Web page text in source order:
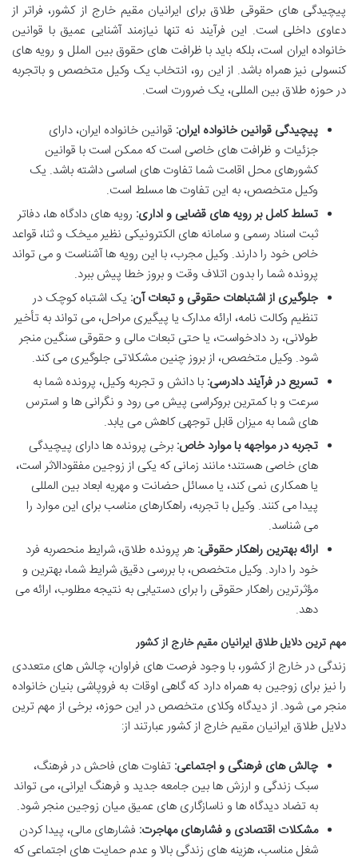
پیچیدگی های حقوقی طلاق برای ایرانیان مقیم خارج از کشور، فراتر از
دعاوی داخلی است. این فرآیند نه تنها نیازمند آشنایی عمیق با قوانین
خانواده ایران است، بلکه باید با ظرافت های حقوق بین الملل و رویه های
کنسولی نیز همراه باشد. از این رو، انتخاب یک وکیل متخصص و باتجربه
در حوزه طلاق بین المللی، یک ضرورت است.
پیچیدگی قوانین خانواده ایران: قوانین خانواده ایران، دارای
جزئیات و ظرافت های خاصی است که ممکن است با قوانین
کشورهای محل اقامت شما تفاوت های اساسی داشته باشد. یک
وکیل متخصص، به این تفاوت ها مسلط است.
تسلط کامل بر رویه های قضایی و اداری: رویه های دادگاه ها، دفاتر
ثبت اسناد رسمی و سامانه های الکترونیکی نظیر میخک و ثنا، قواعد
خاص خود را دارند. وکیل مجرب، با این رویه ها آشناست و می تواند
پرونده شما را بدون اتلاف وقت و بروز خطا پیش ببرد.
جلوگیری از اشتباهات حقوقی و تبعات آن: یک اشتباه کوچک در
تنظیم وکالت نامه، ارائه مدارک یا پیگیری مراحل، می تواند به تأخیر
طولانی، رد دادخواست، یا حتی تبعات مالی و حقوقی سنگین منجر
شود. وکیل متخصص، از بروز چنین مشکلاتی جلوگیری می کند.
تسریع در فرآیند دادرسی: با دانش و تجربه وکیل، پرونده شما به
سرعت و با کمترین بروکراسی پیش می رود و نگرانی ها و استرس
های شما به میزان قابل توجهی کاهش می یابد.
تجربه در مواجهه با موارد خاص: برخی پرونده ها دارای پیچیدگی
های خاصی هستند؛ مانند زمانی که یکی از زوجین مفقودالاثر است،
یا همکاری نمی کند، یا مسائل حضانت و مهریه ابعاد بین المللی
پیدا می کنند. وکیل با تجربه، راهکارهای مناسب برای این موارد را
می شناسد.
ارائه بهترین راهکار حقوقی: هر پرونده طلاق، شرایط منحصربه فرد
خود را دارد. وکیل متخصص، با بررسی دقیق شرایط شما، بهترین و
مؤثرترین راهکار حقوقی را برای دستیابی به نتیجه مطلوب، ارائه می
دهد.
مهم ترین دلایل طلاق ایرانیان مقیم خارج از کشور
زندگی در خارج از کشور، با وجود فرصت های فراوان، چالش های متعددی
را نیز برای زوجین به همراه دارد که گاهی اوقات به فروپاشی بنیان خانواده
منجر می شود. از دیدگاه وکلای متخصص در این حوزه، برخی از مهم ترین
دلایل طلاق ایرانیان مقیم خارج از کشور عبارتند از:
چالش های فرهنگی و اجتماعی: تفاوت های فاحش در فرهنگ،
سبک زندگی و ارزش ها بین جامعه جدید و فرهنگ ایرانی، می تواند
به تضاد دیدگاه ها و ناسازگاری های عمیق میان زوجین منجر شود.
مشکلات اقتصادی و فشارهای مهاجرت: فشارهای مالی، پیدا کردن
شغل مناسب، هزینه های زندگی بالا و عدم حمایت های اجتماعی که